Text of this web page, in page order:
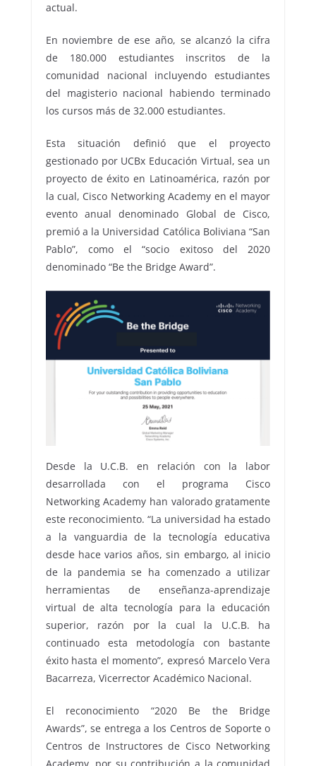
actual.
En noviembre de ese año, se alcanzó la cifra
de 180.000 estudiantes inscritos de la
comunidad nacional incluyendo estudiantes
del magisterio nacional habiendo terminado
los cursos más de 32.000 estudiantes.
Esta situación definió que el proyecto
gestionado por UCBx Educación Virtual, sea un
proyecto de éxito en Latinoamérica, razón por
la cual, Cisco Networking Academy en el mayor
evento anual denominado Global de Cisco,
premió a la Universidad Católica Boliviana “San
Pablo”, como el “socio exitoso del 2020
denominado “Be the Bridge Award”.
Desde la U.C.B. en relación con la labor
desarrollada con el programa Cisco
Networking Academy han valorado gratamente
este reconocimiento. “La universidad ha estado
a la vanguardia de la tecnología educativa
desde hace varios años, sin embargo, al inicio
de la pandemia se ha comenzado a utilizar
herramientas de enseñanza-aprendizaje
virtual de alta tecnología para la educación
superior, razón por la cual la U.C.B. ha
continuado esta metodología con bastante
éxito hasta el momento”, expresó Marcelo Vera
Bacarreza, Vicerrector Académico Nacional.
El reconocimiento “2020 Be the Bridge
Awards”, se entrega a los Centros de Soporte o
Centros de Instructores de Cisco Networking